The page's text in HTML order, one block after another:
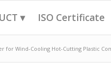
▾ ISO Certificate
for Wind-Cooling Hot-Cutting Plastic